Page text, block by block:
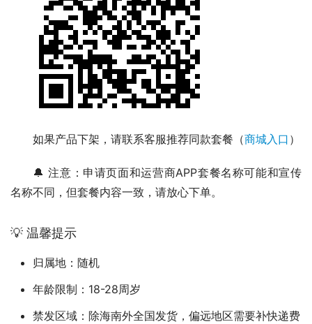
如果产品下架，请联系客服推荐同款套餐（商城入口 ）
🔔 注意：申请页面和运营商APP套餐名称可能和宣传
名称不同，但套餐内容一致，请放心下单。
💡 温馨提示
归属地：随机
年龄限制：18-28周岁
禁发区域：除海南外全国发货，偏远地区需要补快递费